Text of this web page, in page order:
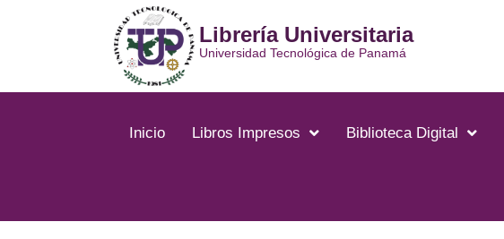
Librería Universitaria
Universidad Tecnológica de Panamá
Inicio Libros Impresos Biblioteca Digital